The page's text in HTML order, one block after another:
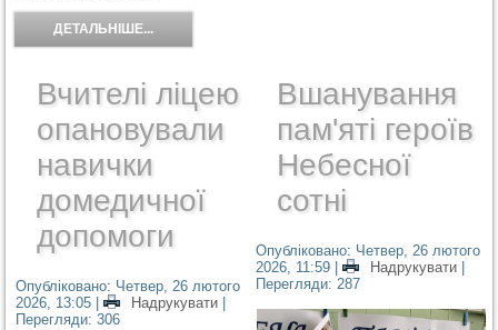
ДЕТАЛЬНІШЕ...
Вчителі ліцею
опановували
навички
домедичної
допомоги
Опубліковано: Четвер, 26 лютого
2026, 13:05 | Надрукувати
Перегляди: 306
Вшанування
пам'яті героїв
Небесної
сотні
Опубліковано: Четвер, 26 лютого
2026, 11:59| Надрукувати
Перегляди: 287